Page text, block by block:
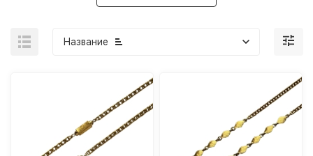
Название